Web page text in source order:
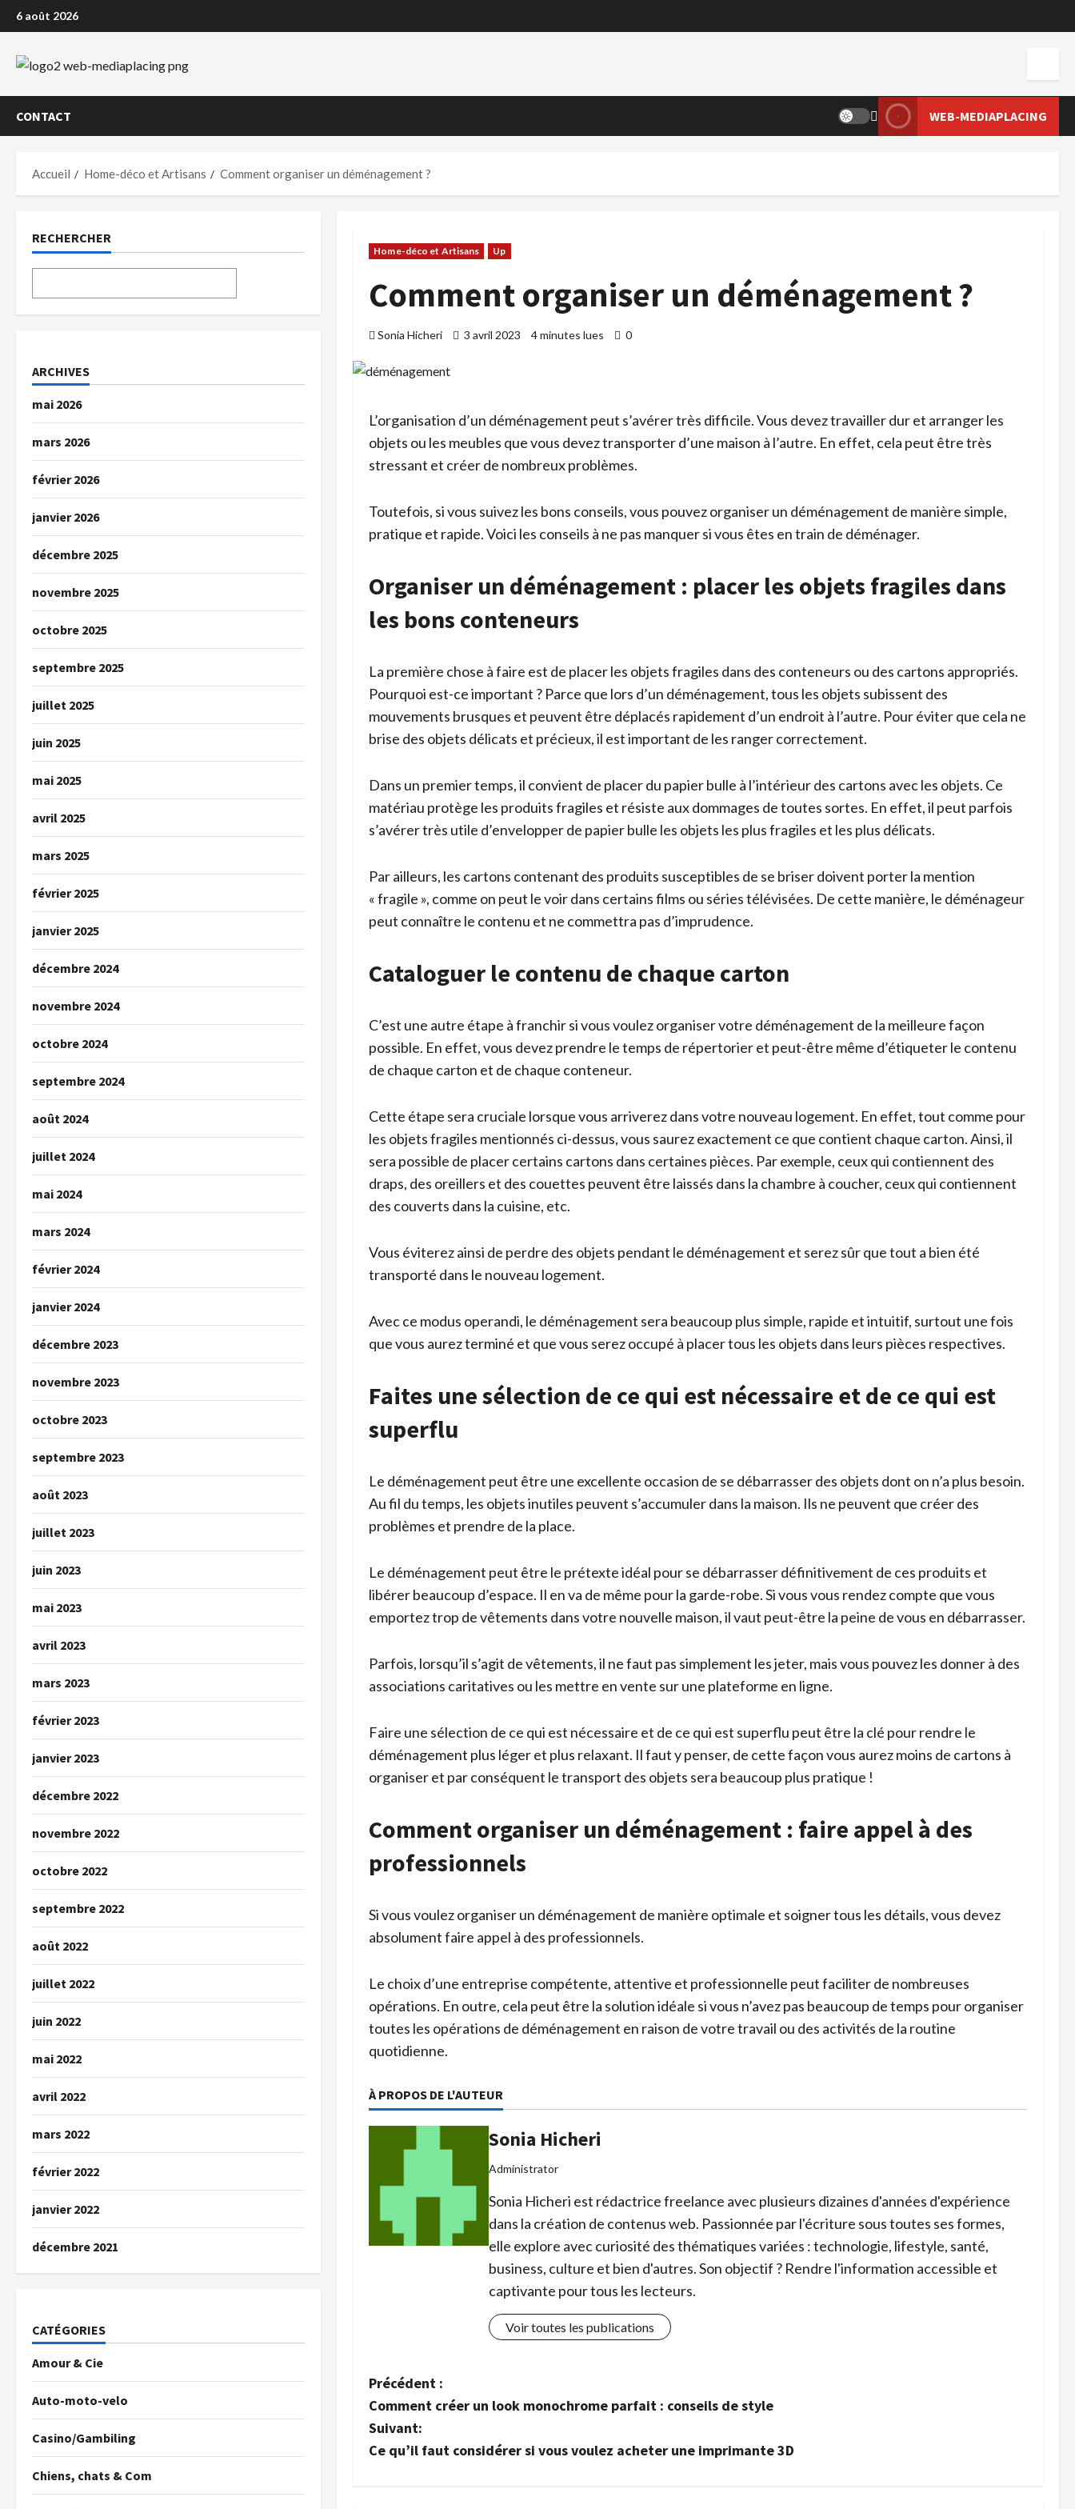
Aller
au
6 août 2026
CONTACT WEB-MEDIAPLACING
Accueil Home-déco et Artisans Comment organiser un déménagement ?
Home-déco et Artisans Up
Comment organiser un déménagement ?
Sonia Hicheri 3 avril 2023 4 minutes lues 0
L’organisation d’un déménagement peut s’avérer très difficile. Vous devez travailler dur et arranger les
objets ou les meubles que vous devez transporter d’une maison à l’autre. En effet, cela peut être très
stressant et créer de nombreux problèmes.
Toutefois, si vous suivez les bons conseils, vous pouvez organiser un déménagement de manière simple,
pratique et rapide. Voici les conseils à ne pas manquer si vous êtes en train de déménager.
Organiser un déménagement : placer les objets fragiles dans
les bons conteneurs
La première chose à faire est de placer les objets fragiles dans des conteneurs ou des cartons appropriés.
Pourquoi est-ce important ? Parce que lors d’un déménagement, tous les objets subissent des
mouvements brusques et peuvent être déplacés rapidement d’un endroit à l’autre. Pour éviter que cela ne
brise des objets délicats et précieux, il est important de les ranger correctement.
Dans un premier temps, il convient de placer du papier bulle à l’intérieur des cartons avec les objets. Ce
matériau protège les produits fragiles et résiste aux dommages de toutes sortes. En effet, il peut parfois
s’avérer très utile d’envelopper de papier bulle les objets les plus fragiles et les plus délicats.
Par ailleurs, les cartons contenant des produits susceptibles de se briser doivent porter la mention
« fragile », comme on peut le voir dans certains films ou séries télévisées. De cette manière, le déménageur
peut connaître le contenu et ne commettra pas d’imprudence.
Cataloguer le contenu de chaque carton
C’est une autre étape à franchir si vous voulez organiser votre déménagement de la meilleure façon
possible. En effet, vous devez prendre le temps de répertorier et peut-être même d’étiqueter le contenu
de chaque carton et de chaque conteneur.
Cette étape sera cruciale lorsque vous arriverez dans votre nouveau logement. En effet, tout comme pour
les objets fragiles mentionnés ci-dessus, vous saurez exactement ce que contient chaque carton. Ainsi, il
sera possible de placer certains cartons dans certaines pièces. Par exemple, ceux qui contiennent des
draps, des oreillers et des couettes peuvent être laissés dans la chambre à coucher, ceux qui contiennent
des couverts dans la cuisine, etc.
Vous éviterez ainsi de perdre des objets pendant le déménagement et serez sûr que tout a bien été
transporté dans le nouveau logement.
Avec ce modus operandi, le déménagement sera beaucoup plus simple, rapide et intuitif, surtout une fois
que vous aurez terminé et que vous serez occupé à placer tous les objets dans leurs pièces respectives.
Faites une sélection de ce qui est nécessaire et de ce qui est
superflu
Le déménagement peut être une excellente occasion de se débarrasser des objets dont on n’a plus besoin.
Au fil du temps, les objets inutiles peuvent s’accumuler dans la maison. Ils ne peuvent que créer des
problèmes et prendre de la place.
Le déménagement peut être le prétexte idéal pour se débarrasser définitivement de ces produits et
libérer beaucoup d’espace. Il en va de même pour la garde-robe. Si vous vous rendez compte que vous
emportez trop de vêtements dans votre nouvelle maison, il vaut peut-être la peine de vous en débarrasser.
Parfois, lorsqu’il s’agit de vêtements, il ne faut pas simplement les jeter, mais vous pouvez les donner à des
associations caritatives ou les mettre en vente sur une plateforme en ligne.
Faire une sélection de ce qui est nécessaire et de ce qui est superflu peut être la clé pour rendre le
déménagement plus léger et plus relaxant. Il faut y penser, de cette façon vous aurez moins de cartons à
organiser et par conséquent le transport des objets sera beaucoup plus pratique !
Comment organiser un déménagement : faire appel à des
professionnels
Si vous voulez organiser un déménagement de manière optimale et soigner tous les détails, vous devez
absolument faire appel à des professionnels.
Le choix d’une entreprise compétente, attentive et professionnelle peut faciliter de nombreuses
opérations. En outre, cela peut être la solution idéale si vous n’avez pas beaucoup de temps pour organiser
toutes les opérations de déménagement en raison de votre travail ou des activités de la routine
quotidienne.
À PROPOS DE L'AUTEUR
Sonia Hicheri
Administrator
Sonia Hicheri est rédactrice freelance avec plusieurs dizaines d'années d'expérience
dans la création de contenus web. Passionnée par l'écriture sous toutes ses formes,
elle explore avec curiosité des thématiques variées : technologie, lifestyle, santé,
business, culture et bien d'autres. Son objectif ? Rendre l'information accessible et
captivante pour tous les lecteurs.
Voir toutes les publications
N
a
v
Précédent :
Comment créer un look monochrome parfait : conseils de style
Suivant:
Ce qu’il faut considérer si vous voulez acheter une imprimante 3D
RECHERCHER
ARCHIVES
mai 2026
mars 2026
février 2026
janvier 2026
décembre 2025
novembre 2025
octobre 2025
septembre 2025
juillet 2025
juin 2025
mai 2025
avril 2025
mars 2025
février 2025
janvier 2025
décembre 2024
novembre 2024
octobre 2024
septembre 2024
août 2024
juillet 2024
mai 2024
mars 2024
février 2024
janvier 2024
décembre 2023
novembre 2023
octobre 2023
septembre 2023
août 2023
juillet 2023
juin 2023
mai 2023
avril 2023
mars 2023
février 2023
janvier 2023
décembre 2022
novembre 2022
octobre 2022
septembre 2022
août 2022
juillet 2022
juin 2022
mai 2022
avril 2022
mars 2022
février 2022
janvier 2022
décembre 2021
CATÉGORIES
Amour & Cie
Auto-moto-velo
Casino/Gambiling
Chiens, chats & Com